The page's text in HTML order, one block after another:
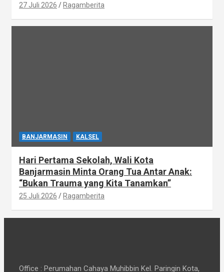
27 Juli 2026 Ragamberita
BANJARMASIN KALSEL
Hari Pertama Sekolah, Wali Kota
Banjarmasin Minta Orang Tua Antar Anak:
“Bukan Trauma yang Kita Tanamkan”
25 Juli 2026 Ragamberita
Office : Perumahan Cahaya Muhibbin Kel. Paringin Kota,